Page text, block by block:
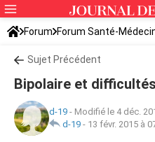
Forum Forum Santé-
Stress et déprime
Sujet Précédent
Bipolaire et
d-19 - Modifié le 4 déc.
d-19 - 13 févr. 2015 à